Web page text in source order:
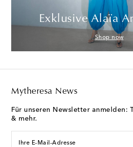
Exklusive Alaïa
Shop now
Mytheresa News
Für unseren Newsletter anmelden:
& mehr.
Ihre E-Mail-Adresse